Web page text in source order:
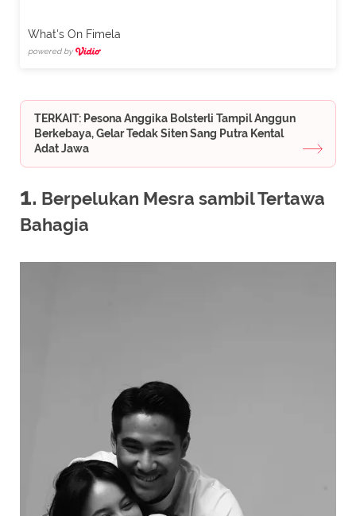
What's On Fimela
powered by
TERKAIT: Pesona Anggika Bolsterli Tampil Anggun
Berkebaya, Gelar Tedak Siten Sang Putra Kental
Adat Jawa
1. Berpelukan Mesra sambil Tertawa
Bahagia